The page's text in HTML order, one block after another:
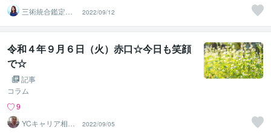
三術統合鑑定
師 優未華
2022/09/12
令和４年９月６日（火）赤口☆今日も笑顔
で☆
記事
コラム
9
YCキャリア相談
2022/09/05